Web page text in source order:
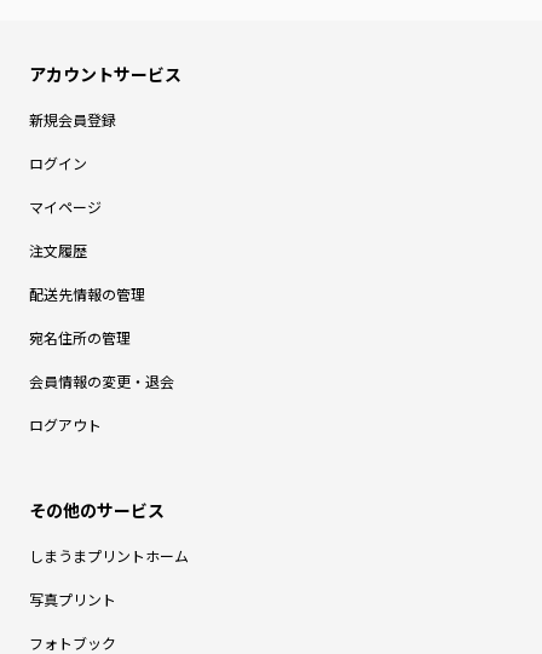
新規会員登録
ログイン
マイページ
注文履歴
配送先情報の管理
宛名住所の管理
会員情報の変更・退会
ログアウト
しまうまプリントホーム
写真プリント
フォトブック